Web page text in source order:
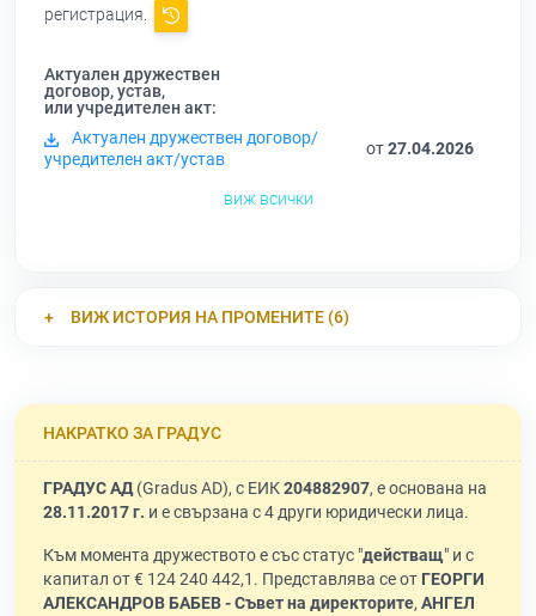
регистрация.
Актуален дружествен
договор, устав,
или учредителен акт:
Актуален дружествен договор/
учредителен акт/устав
от27.04.2026
виж всички
ВИЖ ИСТОРИЯ НА ПРОМЕНИТЕ (6)
НАКРАТКО ЗА ГРАДУС
ГРАДУС АД(Gradus AD), с ЕИК204882907, е основана на
28.11.2017 г. и е свързана с 4 други юридически лица.
Към момента дружеството е със статус "действащ" и с
капитал от € 124 240 442,1. Представлява се от ГЕОРГИ
АЛЕКСАНДРОВ БАБЕВ - Съвет на директорите, АНГЕЛ